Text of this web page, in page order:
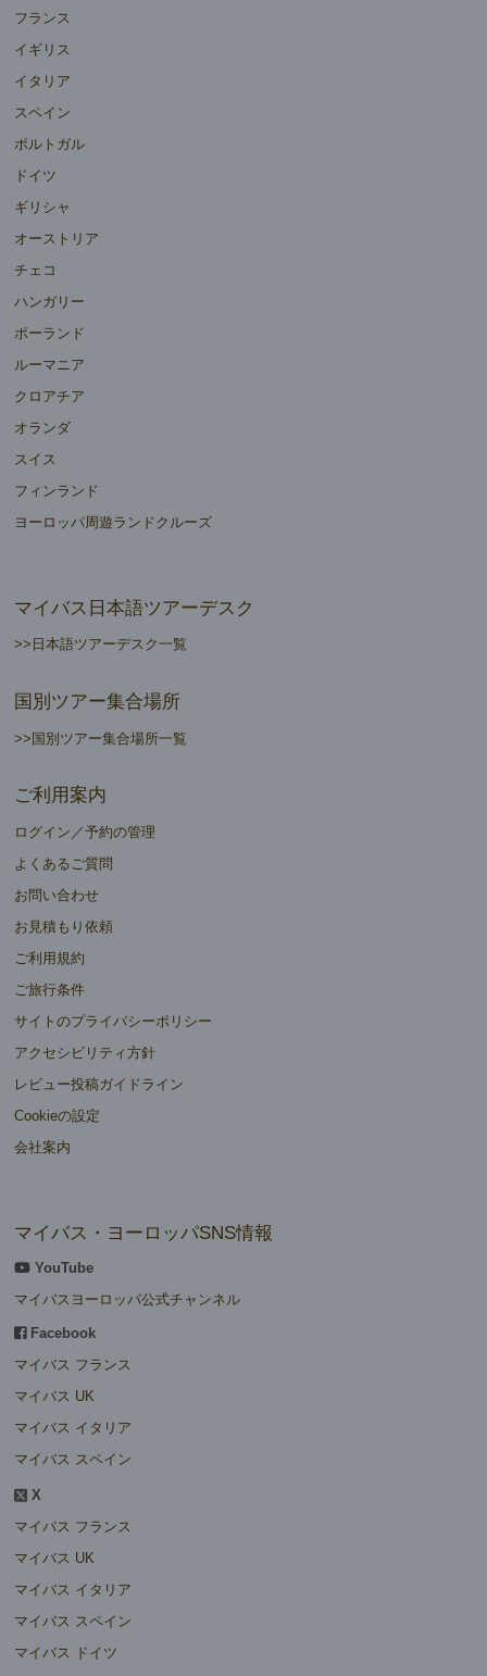
フランス
イギリス
イタリア
スペイン
ポルトガル
ドイツ
ギリシャ
オーストリア
チェコ
ハンガリー
ポーランド
ルーマニア
クロアチア
オランダ
スイス
フィンランド
ヨーロッパ周遊ランドクルーズ
マイバス日本語ツアーデスク
>>日本語ツアーデスク一覧
国別ツアー集合場所
>>国別ツアー集合場所一覧
ご利用案内
ログイン／予約の管理
よくあるご質問
お問い合わせ
お見積もり依頼
ご利用規約
ご旅行条件
サイトのプライバシーポリシー
アクセシビリティ方針
レビュー投稿ガイドライン
Cookieの設定
会社案内
マイバス・ヨーロッパSNS情報
YouTube
マイバスヨーロッパ公式チャンネル
Facebook
マイバス フランス
マイバス UK
マイバス イタリア
マイバス スペイン
X
マイバス フランス
マイバス UK
マイバス イタリア
マイバス スペイン
マイバス ドイツ